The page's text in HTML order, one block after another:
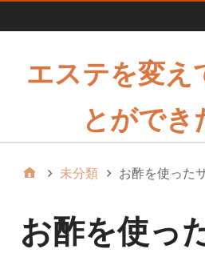
エステを変え
とができ
未分類 お酢を使った
お酢を使っ